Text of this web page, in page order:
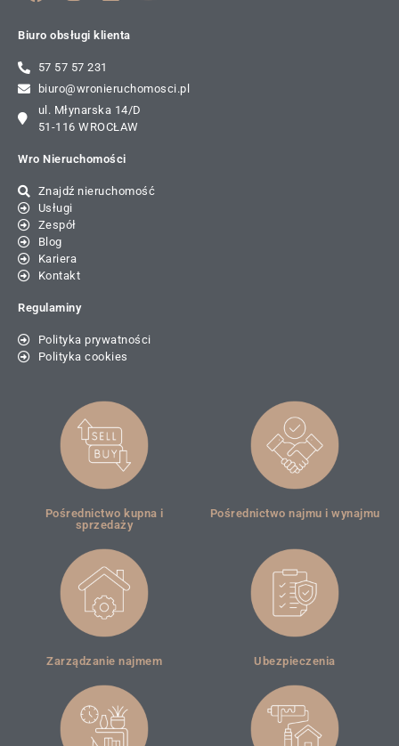
Biuro obsługi klienta
57 57 57 231
biuro@wronieruchomosci.pl
ul. Młynarska 14/D
51-116 WROCŁAW
Wro Nieruchomości
Znajdź nieruchomość
Usługi
Zespół
Blog
Kariera
Kontakt
Regulaminy
Polityka prywatności
Polityka cookies
Pośrednictwo kupna i
sprzedaży
Pośrednictwo najmu i wynajmu
Zarządzanie najmem Ubezpieczenia